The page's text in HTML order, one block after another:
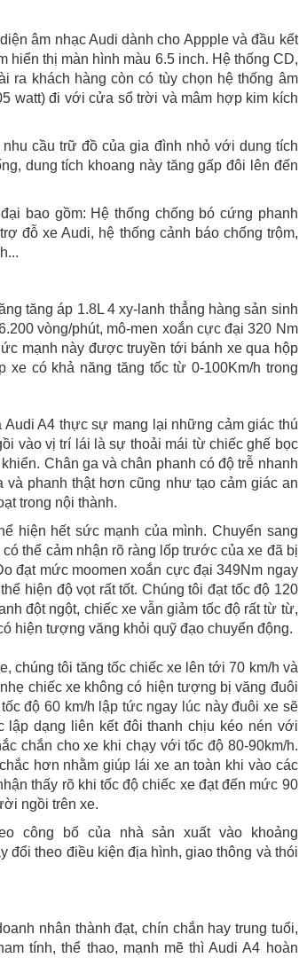
âm nhạc Audi dành cho Appple và đầu kết
hiển thị màn hình màu 6.5 inch. Hệ thống CD,
ra khách hàng còn có tùy chọn hệ thống âm
watt) đi với cửa sổ trời và mâm hợp kim kích
cầu trữ đồ của gia đình nhỏ với dung tích
dung tích khoang này tăng gấp đôi lên đến
bao gồm: Hệ thống chống bó cứng phanh
đỗ xe Audi, hệ thống cảnh báo chống trộm,
tăng áp 1.8L 4 xy-lanh thẳng hàng sản sinh
vòng/phút, mô-men xoắn cực đại 320 Nm
mạnh này được truyền tới bánh xe qua hộp
có khả năng tăng tốc từ 0-100Km/h trong
A4 thực sự mang lại những cảm giác thú
vào vị trí lái là sự thoải mái từ chiếc ghế bọc
Chân ga và chân phanh có độ trễ nhanh
phanh thật hơn cũng như tạo cảm giác an
trong nội thành.
hiện hết sức mạnh của mình. Chuyển sang
thể cảm nhận rõ ràng lốp trước của xe đã bị
đạt mức moomen xoắn cực đại 349Nm ngay
hiện độ vọt rất tốt. Chúng tôi đạt tốc độ 120
đột ngột, chiếc xe vẫn giảm tốc độ rất từ từ,
hiện tượng văng khỏi quỹ đạo chuyển động.
chúng tôi tăng tốc chiếc xe lên tới 70 km/h và
chiếc xe không có hiện tượng bị văng đuôi
độ 60 km/h lập tức ngay lúc này đuôi xe sẽ
lập dạng liên kết đôi thanh chịu kéo nén với
chắn cho xe khi chạy với tốc độ 80-90km/h.
hơn nhằm giúp lái xe an toàn khi vào các
thấy rõ khi tốc độ chiếc xe đạt đến mức 90
ngồi trên xe.
công bố của nhà sản xuất vào khoảng
đổi theo điều kiện địa hình, giao thông và thói
nhân thành đạt, chín chắn hay trung tuổi,
tính, thể thao, mạnh mẽ thì Audi A4 hoàn